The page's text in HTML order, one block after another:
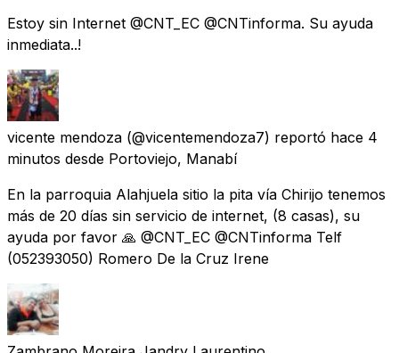
Estoy sin Internet @CNT_EC @CNTinforma. Su ayuda
inmediata..!
vicente mendoza (@vicentemendoza7) reportó hace 4
minutos desde Portoviejo, Manabí
En la parroquia Alahjuela sitio la pita vía Chirijo tenemos
más de 20 días sin servicio de internet, (8 casas), su
ayuda por favor 🙏 @CNT_EC @CNTinforma Telf
(052393050) Romero De la Cruz Irene